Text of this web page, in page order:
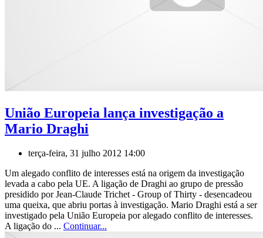
União Europeia lança investigação a
Mario Draghi
terça-feira, 31 julho 2012 14:00
Um alegado conflito de interesses está na origem da investigação
levada a cabo pela UE. A ligação de Draghi ao grupo de pressão
presidido por Jean-Claude Trichet - Group of Thirty - desencadeou
uma queixa, que abriu portas à investigação. Mario Draghi está a ser
investigado pela União Europeia por alegado conflito de interesses.
A ligação do ... Continuar...